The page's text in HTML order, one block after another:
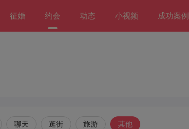
征婚 约会 动态 小视频 成功案例
聊天 逛街 旅游 其他